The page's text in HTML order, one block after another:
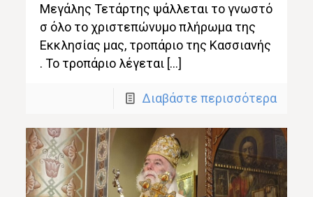
Μεγάλης Τετάρτης ψάλλεται το γνωστό
σ όλο το χριστεπώνυμο πλήρωμα της
Εκκλησίας μας, τροπάριο της Κασσιανής
. Το τροπάριο λέγεται […]
Διαβάστε περισσότερα